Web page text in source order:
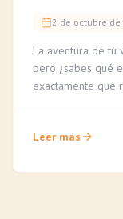
2 de octubre de
La aventura de tu
pero ¿sabes qué
exactamente qué
Leer más